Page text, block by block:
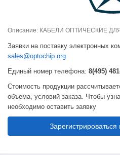
Описание: КАБЕЛИ ОПТИЧЕСКИЕ
Заявки на поставку электронных
sales@optochip.org
Единый номер телефона: 8(495)
Стоимость продукции
объема, условий заказа. Чтобы
необходимо оставить заявку
Зарегистрироваться